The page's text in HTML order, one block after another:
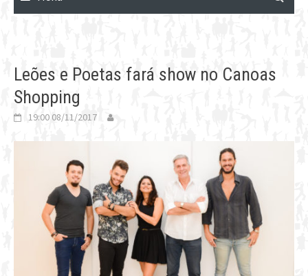
Leões e Poetas fará show no Canoas
Shopping
19:00 08/11/2017